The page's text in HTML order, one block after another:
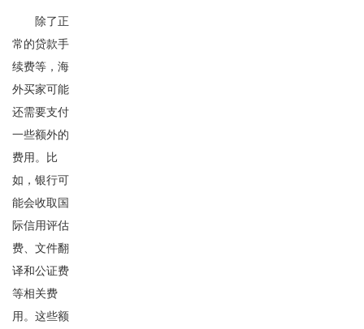
除了正
常的贷款手
续费等，海
外买家可能
还需要支付
一些额外的
费用。比
如，银行可
能会收取国
际信用评估
费、文件翻
译和公证费
等相关费
用。这些额